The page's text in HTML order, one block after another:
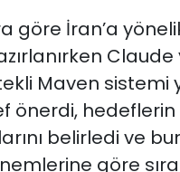
göre İran’a
Maven sistemi
önerdi,
belirledi ve
göre